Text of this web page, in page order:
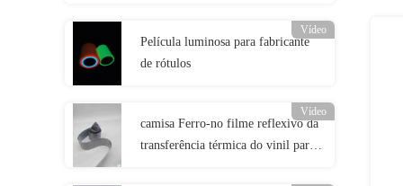
Vídeo
Película luminosa para fabricante
de rótulos
Vídeo
camisa Ferro-no filme reflexivo da
transferência térmica do vinil para a